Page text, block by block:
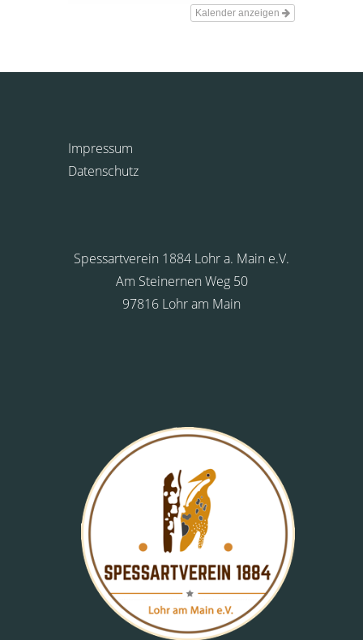
Kalender anzeigen
Impressum
Datenschutz
Spessartverein 1884 Lohr a. Main e.V.
Am Steinernen Weg 50
97816 Lohr am Main